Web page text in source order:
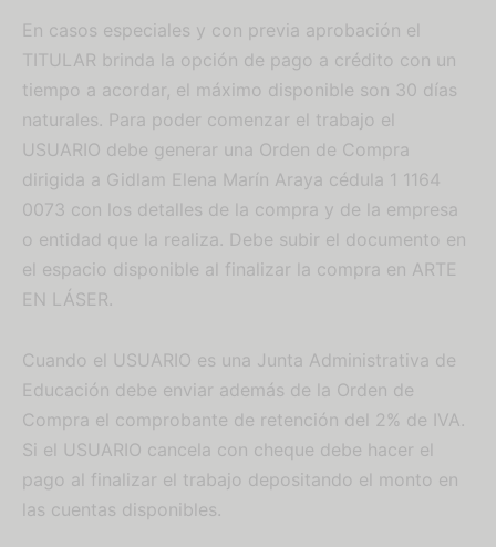
En casos especiales y con previa aprobación el
TITULAR brinda la opción de pago a crédito con un
tiempo a acordar, el máximo disponible son 30 días
naturales. Para poder comenzar el trabajo el
USUARIO debe generar una Orden de Compra
dirigida a Gidlam Elena Marín Araya cédula 1 1164
0073 con los detalles de la compra y de la empresa
o entidad que la realiza. Debe subir el documento en
el espacio disponible al finalizar la compra en ARTE
EN LÁSER.
Cuando el USUARIO es una Junta Administrativa de
Educación debe enviar además de la Orden de
Compra el comprobante de retención del 2% de IVA.
Si el USUARIO cancela con cheque debe hacer el
pago al finalizar el trabajo depositando el monto en
las cuentas disponibles.